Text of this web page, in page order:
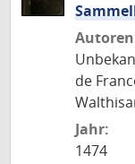
Autoren
de
Jahr:
1474